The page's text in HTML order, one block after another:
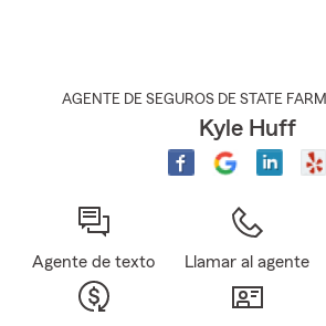
AGENTE DE SEGUROS DE STATE FARM
Kyle Huff
Agente de texto Llamar al agente